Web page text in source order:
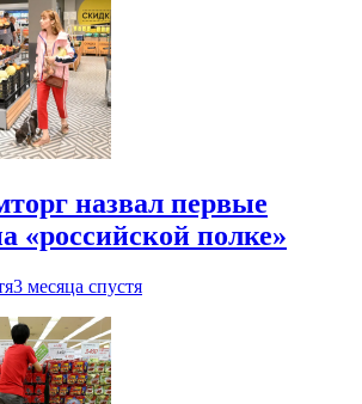
назвал первые
«российской полке»
3 месяца спустя